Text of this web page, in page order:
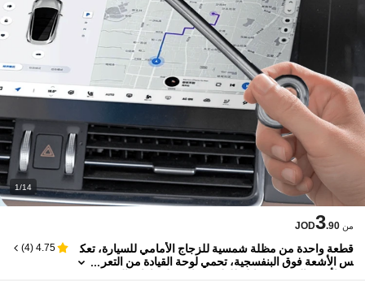
1/14
من JOD3.90
قطعة واحدة من مظلة شمسية للزجاج الأمامي للسيارة، تعك
س الأشعة فوق البنفسجية، تحمي لوحة القيادة من التعر
4.75
(
4
)